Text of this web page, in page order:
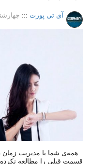
آی تی پورت ::: چهارشنبه ۲۵
همه‌ی شما با مدیریت زمان
قسمت قبلی را مطالعه